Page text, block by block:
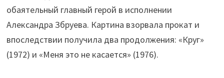
обаятельный главный герой в исполнении
Александра Збруева. Картина взорвала прокат и
впоследствии получила два продолжения: «Круг»
(1972) и «Меня это не касается» (1976).